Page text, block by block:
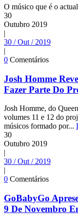
O músico que é o
30
Outubro 2019
|
30 / Out / 2019
|
0 Comentários
Josh Homme
Fazer Parte Do
Josh Homme, do
volumes 11 e 12 do
músicos formado por...
30
Outubro 2019
|
30 / Out / 2019
|
0 Comentários
GoBabyGo
9 De Novembro